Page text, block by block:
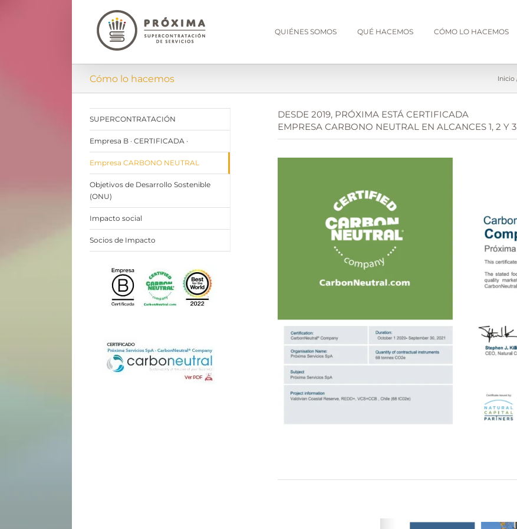
QUIÉNES SOMOS QUÉ HACEMOS CÓMO LO HACEMOS
Cómo lo hacemos Inicio
DESDE 2019, PRÓXIMA ESTÁ CERTIFICADA
EMPRESA CARBONO NEUTRAL EN ALCANCES 1, 2 Y 3
SUPERCONTRATACIÓN
Empresa B · CERTIFICADA ·
Empresa CARBONO NEUTRAL
Objetivos de Desarrollo Sostenible
(ONU)
Impacto social
Socios de Impacto